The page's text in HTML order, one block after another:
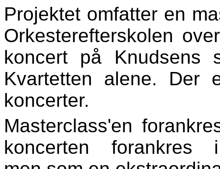
Projektet omfatter en
Orkesterefterskolen
koncert på Knudsens
Kvartetten alene. Der
koncerter.
Masterclass'en
koncerten forankres